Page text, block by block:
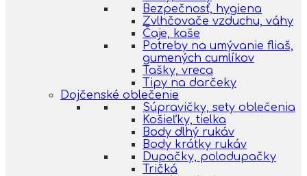
Bezpečnosť, hygiena
Zvlhčovače vzduchu, váhy
Čaje, kaše
Potreby na umývanie fliaš,
gumených cumlíkov
Tašky, vreca
Tipy na darčeky
Dojčenské oblečenie
Súpravičky, sety oblečenia
Košieľky, tielka
Body dlhý rukáv
Body krátky rukáv
Dupačky, polodupačky
Tričká